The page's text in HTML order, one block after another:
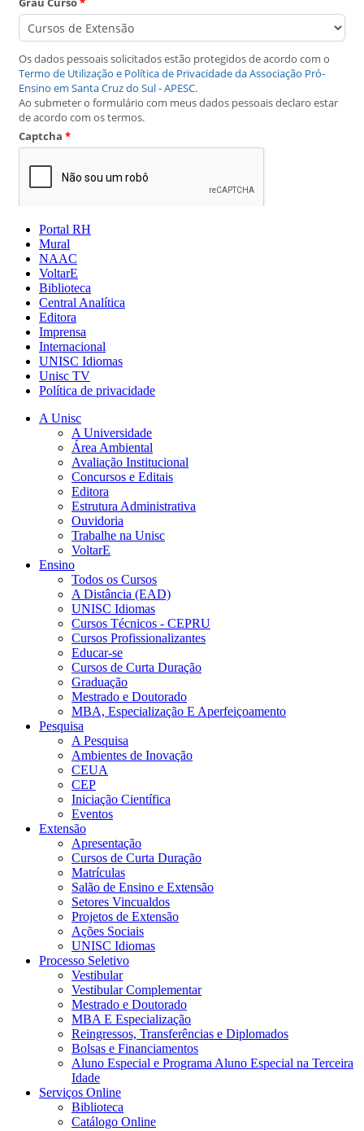
Portal RH
Mural
NAAC
VoltarE
Biblioteca
Central Analítica
Editora
Imprensa
Internacional
UNISC Idiomas
Unisc TV
Política de privacidade
A Unisc
A Universidade
Área Ambiental
Avaliação Institucional
Concursos e Editais
Editora
Estrutura Administrativa
Ouvidoria
Trabalhe na Unisc
VoltarE
Ensino
Todos os Cursos
A Distância (EAD)
UNISC Idiomas
Cursos Técnicos - CEPRU
Cursos Profissionalizantes
Educar-se
Cursos de Curta Duração
Graduação
Mestrado e Doutorado
MBA, Especialização E Aperfeiçoamento
Pesquisa
A Pesquisa
Ambientes de Inovação
CEUA
CEP
Iniciação Científica
Eventos
Extensão
Apresentação
Cursos de Curta Duração
Matrículas
Salão de Ensino e Extensão
Setores Vincualdos
Projetos de Extensão
Ações Sociais
UNISC Idiomas
Processo Seletivo
Vestibular
Vestibular Complementar
Mestrado e Doutorado
MBA E Especialização
Reingressos, Transferências e Diplomados
Bolsas e Financiamentos
Aluno Especial e Programa Aluno Especial na Terceira
Idade
Serviços Online
Biblioteca
Catálogo Online